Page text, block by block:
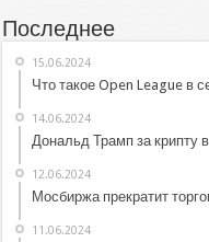
Последнее
15.06.2024
Что такое Open League в
14.06.2024
Дональд Трамп за крипту
12.06.2024
Мосбиржа прекратит
11.06.2024